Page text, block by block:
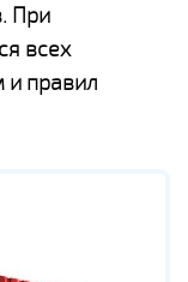
При
всех
и правил